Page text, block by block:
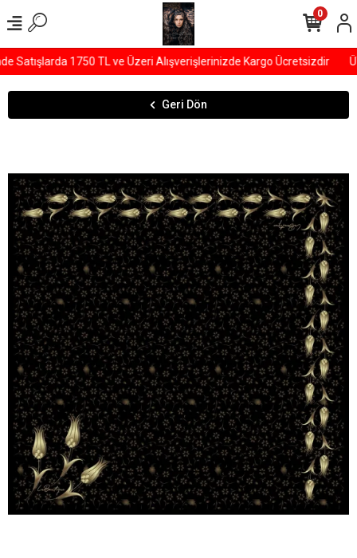
1750 TL ve Üzeri Alışverişlerinizde Kargo Ücretsizdir
0
Geri Dön